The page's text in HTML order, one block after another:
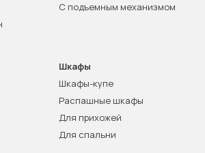
С подъемным механизмом
Шкафы
Шкафы-купе
Распашные шкафы
Для прихожей
Для спальни